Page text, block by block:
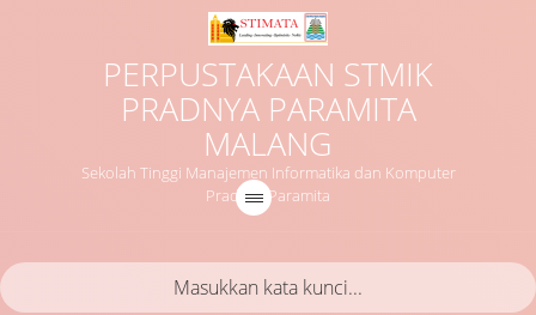
PERPUSTAKAAN STMIK
PRADNYA PARAMITA
MALANG
Sekolah Tinggi Manajemen Informatika dan Komputer
Pradnya Paramita